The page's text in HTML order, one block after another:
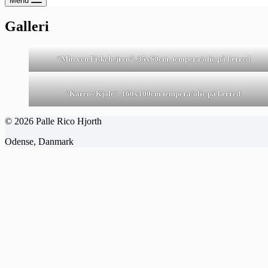
Galleri
“Min ven Fiskehejren”. 35x60cm, tempera/olie på lærred
“Karens Kjole“. 160x100cm tempera/olie på lærred
© 2026 Palle Rico Hjorth
Odense, Danmark